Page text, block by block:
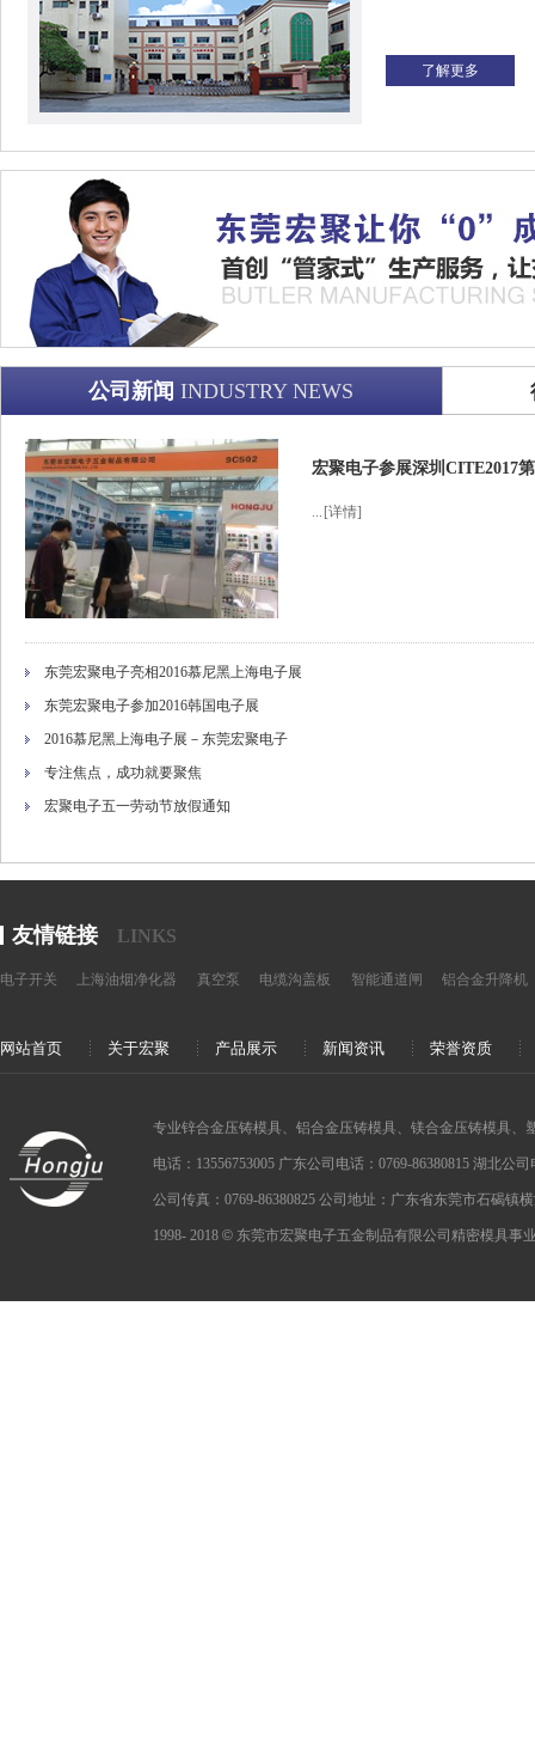
了解更多
公司新闻 INDUSTRY NEWS
宏聚电子参展深圳CITE2017
... [详情]
东莞宏聚电子亮相2016慕尼黑上海电子展
东莞宏聚电子参加2016韩国电子展
2016慕尼黑上海电子展－东莞宏聚电子
专注焦点，成功就要聚焦
宏聚电子五一劳动节放假通知
友情链接 LINKS
电子开关 上海油烟净化器 真空泵 电缆沟盖板 智能通道闸 铝合金升降机
网站首页 关于宏聚 产品展示 新闻资讯 荣誉资质
专业锌合金压铸模具、铝合金压铸模具、镁合金压铸模具、
电话：13556753005 广东公司电话：0769-86380815 湖北公
公司传真：0769-86380825 公司地址：广东省东莞市石碣镇
1998- 2018 © 东莞市宏聚电子五金制品有限公司精密模具事